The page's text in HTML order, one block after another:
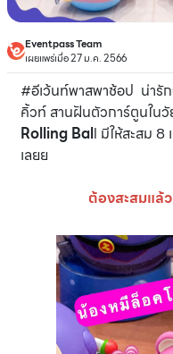
Eventpass Team
เผยแพร่เมื่อ 27 ม.ค. 2566
#อีเว้นท์พาสพาช้อป น่ารั
คิ้วท์ สานฝันตัวการ์ตูนใน
Rolling Ball มีให้สะสม
เลยย
ต้องสะสมแล้